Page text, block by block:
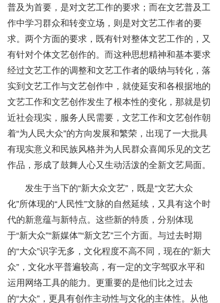
普及为首要，是对文艺工作的要求；而在文艺普及工
作中学习群众和转变立场，则是对文艺工作者的要
求。两个方面的要求，既有针对整体文艺工作的，又
有针对个体文艺创作的。而这种思想精神和基本要求
经过文艺工作的调整和文艺工作者的吸纳与转化，落
实到文艺工作与文艺创作中，就使延安和各根据地的
文艺工作和文艺创作发生了根本性的变化，那就是切
近社会现实，服务人民需要，文艺工作和文艺创作朝
着“为人民大众”的方向发展和繁荣，出现了一大批具
有现实意义和民族风格并为人民群众喜闻乐见的文艺
作品，形成了鼓舞人心又生动活泼的全新文艺局面。
发生于当下的“新大众文艺”，既是“文艺大众
化”所体现的“人民性”文脉的自然延续，又具有这个时
代的新意蕴与新特点。这些新的特质，分别体现
于“新大众”“新媒体”“新文艺”三个方面。与过去时期
的“大众”识字无多，文化程度不高不同，现在的“新大
众”，文化水平普遍较高，有一定的文字驾驭水平和
运用网络工具的能力。更重要的是他们比之过去
的“大众”，更具有创作主动性与文化的主体性。从他